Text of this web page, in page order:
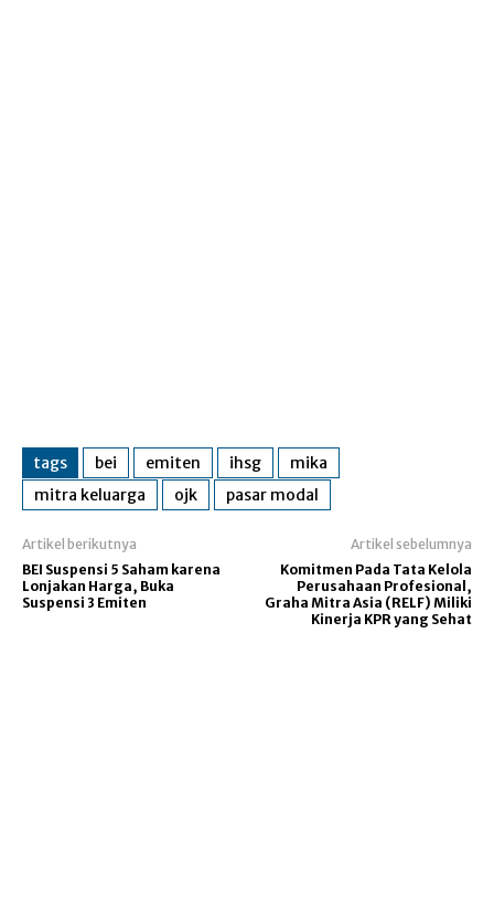
tags bei emiten ihsg
mika
mitra keluarga
ojk pasar modal
Artikel berikutnya
BEI Suspensi 5 Saham karena
Lonjakan Harga, Buka
Suspensi 3 Emiten
Artikel sebelumnya
Komitmen Pada Tata Kelola
Perusahaan Profesional,
Graha Mitra Asia (RELF) Miliki
Kinerja KPR yang Sehat